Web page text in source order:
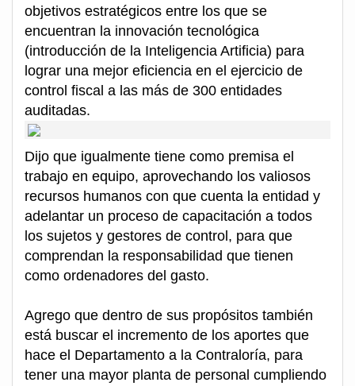
objetivos estratégicos entre los que se
encuentran la innovación tecnológica
(introducción de la Inteligencia Artificia) para
lograr una mejor eficiencia en el ejercicio de
control fiscal a las más de 300 entidades
auditadas.
Dijo que igualmente tiene como premisa el
trabajo en equipo, aprovechando los valiosos
recursos humanos con que cuenta la entidad y
adelantar un proceso de capacitación a todos
los sujetos y gestores de control, para que
comprendan la responsabilidad que tienen
como ordenadores del gasto.
Agrego que dentro de sus propósitos también
está buscar el incremento de los aportes que
hace el Departamento a la Contraloría, para
tener una mayor planta de personal cumpliendo